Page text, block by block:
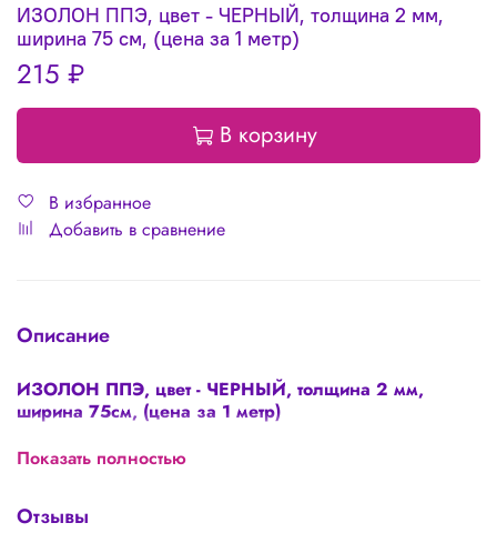
ИЗОЛОН ППЭ, цвет - ЧЕРНЫЙ, толщина 2 мм,
ширина 75 см, (цена за 1 метр)
215 ₽
В корзину
В избранное
Добавить в сравнение
Описание
ИЗОЛОН ППЭ, цвет - ЧЕРНЫЙ, толщина 2 мм,
ширина 75см, (цена за 1 метр)
Это УНИКАЛЬНЫЙ материал для изготовления цветов и
цветочных фотозон, крыльев и другого разнообразного
Не мнётся
Показать полностью
Отзывы